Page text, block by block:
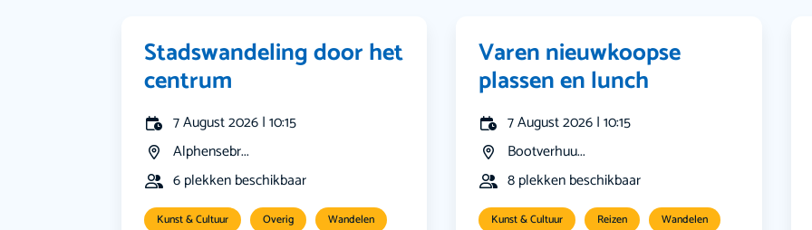
Stadswandeling door het
centrum
7 August 2026 | 10:15
Alphensebr...
6 plekken beschikbaar
Kunst & Cultuur Overig Wandelen
Varen nieuwkoopse
plassen en lunch
7 August 2026 | 10:15
Bootverhuu...
8 plekken beschikbaar
Kunst & Cultuur Reizen Wandelen